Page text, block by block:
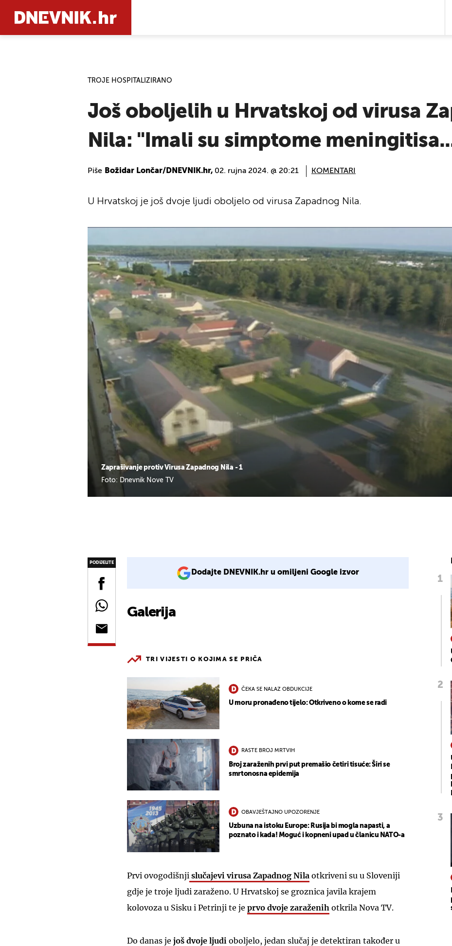
TROJE HOSPITALIZIRANO
Još oboljelih u Hrvatskoj od virusa
Nila: "Imali su simptome
Piše Božidar Lončar/DNEVNIK.hr, 02. rujna 2024. @ 20:21 KOMENTARI
Zaprašivanje protiv Virusa Zapadnog Nila - 1
Foto: Dnevnik Nove TV
U Hrvatskoj je još dvoje ljudi oboljelo od virusa Zapadnog Nila.
PODIJELITE
Dodajte DNEVNIK.hr u omiljeni Google izvor
Galerija
TRI VIJESTI O KOJIMA SE PRIČA
ČEKA SE NALAZ OBDUKCIJE
U moru pronađeno tijelo: Otkriveno o kome se radi
RASTE BROJ MRTVIH
Broj zaraženih prvi put premašio četiri tisuće: Širi se
smrtonosna epidemija
OBAVJEŠTAJNO UPOZORENJE
Uzbuna na istoku Europe: Rusija bi mogla napasti, a
poznato i kada! Moguć i kopneni upad u članicu NATO-a
Prvi ovogodišnji slučajevi virusa Zapadnog Nila otkriveni su u Sloveniji
gdje je troje ljudi zaraženo. U Hrvatskoj se groznica javila krajem
kolovoza u Sisku i Petrinji te je prvo dvoje zaraženih otkrila Nova TV.
Do danas je još dvoje ljudi oboljelo, jedan slučaj je detektiran također u